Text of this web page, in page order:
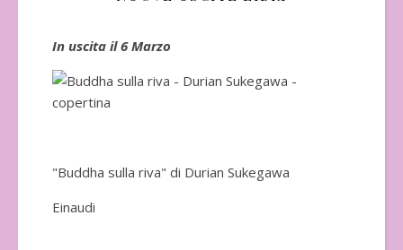
In uscita il 6 Marzo
"Buddha sulla riva" di Durian Sukegawa
Einaudi